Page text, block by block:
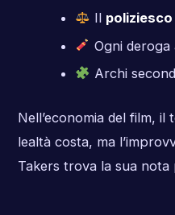
Il poliziesco
Ogni
Archi
Nell’economia del film, il
lealtà costa, ma
Takers trova la sua nota